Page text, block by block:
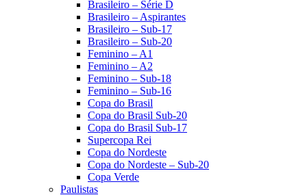
Brasileiro – Série D
Brasileiro – Aspirantes
Brasileiro – Sub-17
Brasileiro – Sub-20
Feminino – A1
Feminino – A2
Feminino – Sub-18
Feminino – Sub-16
Copa do Brasil
Copa do Brasil Sub-20
Copa do Brasil Sub-17
Supercopa Rei
Copa do Nordeste
Copa do Nordeste – Sub-20
Copa Verde
Paulistas